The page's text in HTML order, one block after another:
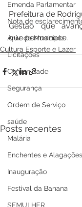
Emenda Parlamentar
Nota de
Aniv. do Município
Licitações
Comunidade
Segurança
Ordem de Serviço
saúde
Malária
Enchentes e Alagações
Inauguração
Festival da Banana
SEMULHER
Prefeitura de
Gestão que
que permanece.
Cultura Esporte e Lazer
Posts recentes